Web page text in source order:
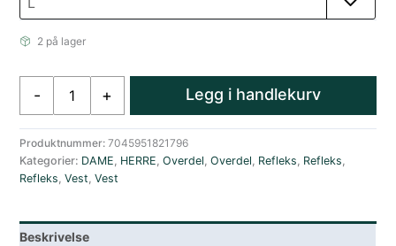
2 på lager
-
vest
Unisex
antall
+ Legg i handlekurv
Produktnummer:7045951821796
Kategorier: DAME, HERRE,Overdel,Overdel, Refleks, Refleks,
Refleks,Vest,Vest
Beskrivelse